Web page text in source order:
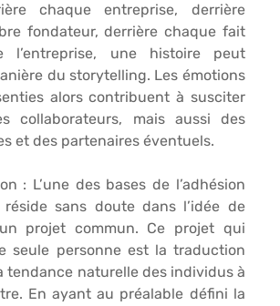
chaque entreprise, derrière
fondateur, derrière chaque fait
l’entreprise, une histoire peut
du storytelling. Les émotions
alors contribuent à susciter
collaborateurs, mais aussi des
et des partenaires éventuels.
: L’une des bases de l’adhésion
réside sans doute dans l’idée de
projet commun. Ce projet qui
seule personne est la traduction
tendance naturelle des individus à
En ayant au préalable défini la